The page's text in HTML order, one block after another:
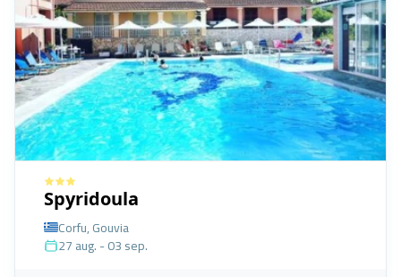
Spyridoula
Corfu, Gouvia
27 aug. - 03 sep.